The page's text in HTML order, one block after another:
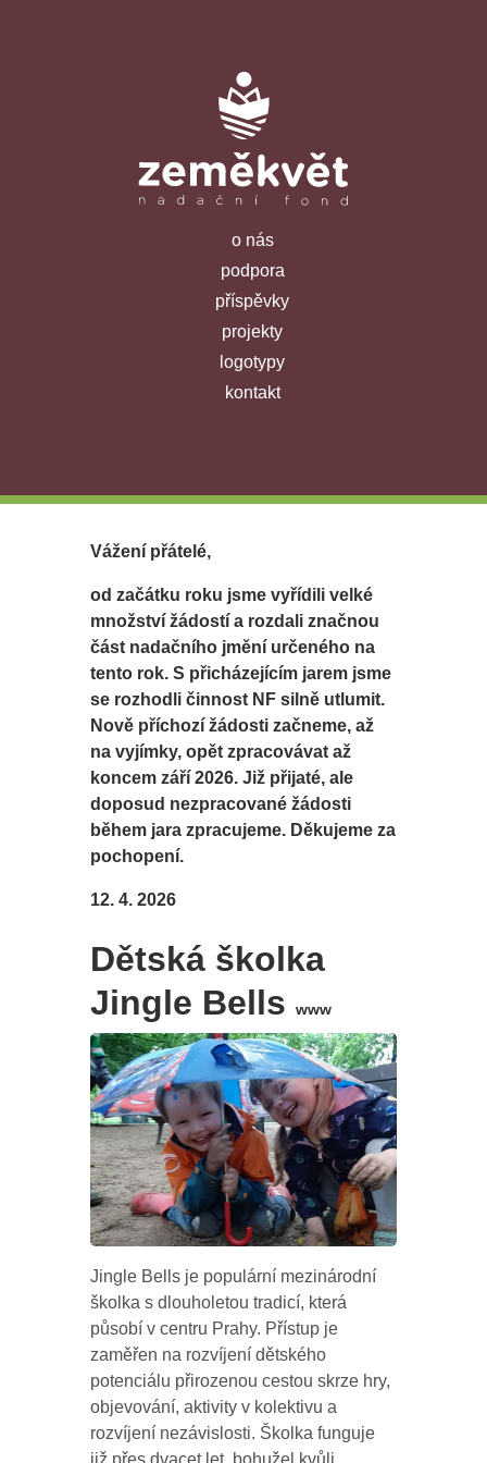
o nás
podpora
příspěvky
projekty
logotypy
kontakt
Vážení přátelé,
od začátku roku jsme vyřídili velké
množství žádostí a rozdali značnou
část nadačního jmění určeného na
tento rok. S přicházejícím jarem jsme
se rozhodli činnost NF silně utlumit.
Nově příchozí žádosti začneme, až
na vyjímky, opět zpracovávat až
koncem září 2026. Již přijaté, ale
doposud nezpracované žádosti
během jara zpracujeme. Děkujeme za
pochopení.
12. 4. 2026
Dětská školka
Jingle Bellswww
Jingle Bells je populární mezinárodní
školka s dlouholetou tradicí, která
působí v centru Prahy. Přístup je
zaměřen na rozvíjení dětského
potenciálu přirozenou cestou skrze hry,
objevování, aktivity v kolektivu a
rozvíjení nezávislosti. Školka funguje
již přes dvacet let, bohužel kvůli